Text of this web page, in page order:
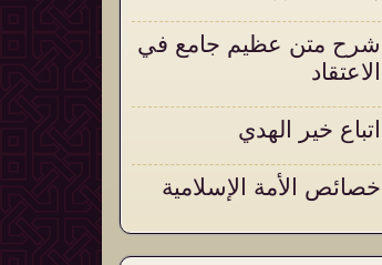
شرح متن عظيم جامع في
الاعتقاد
اتباع خير الهدي
خصائص الأمة الإسلامية